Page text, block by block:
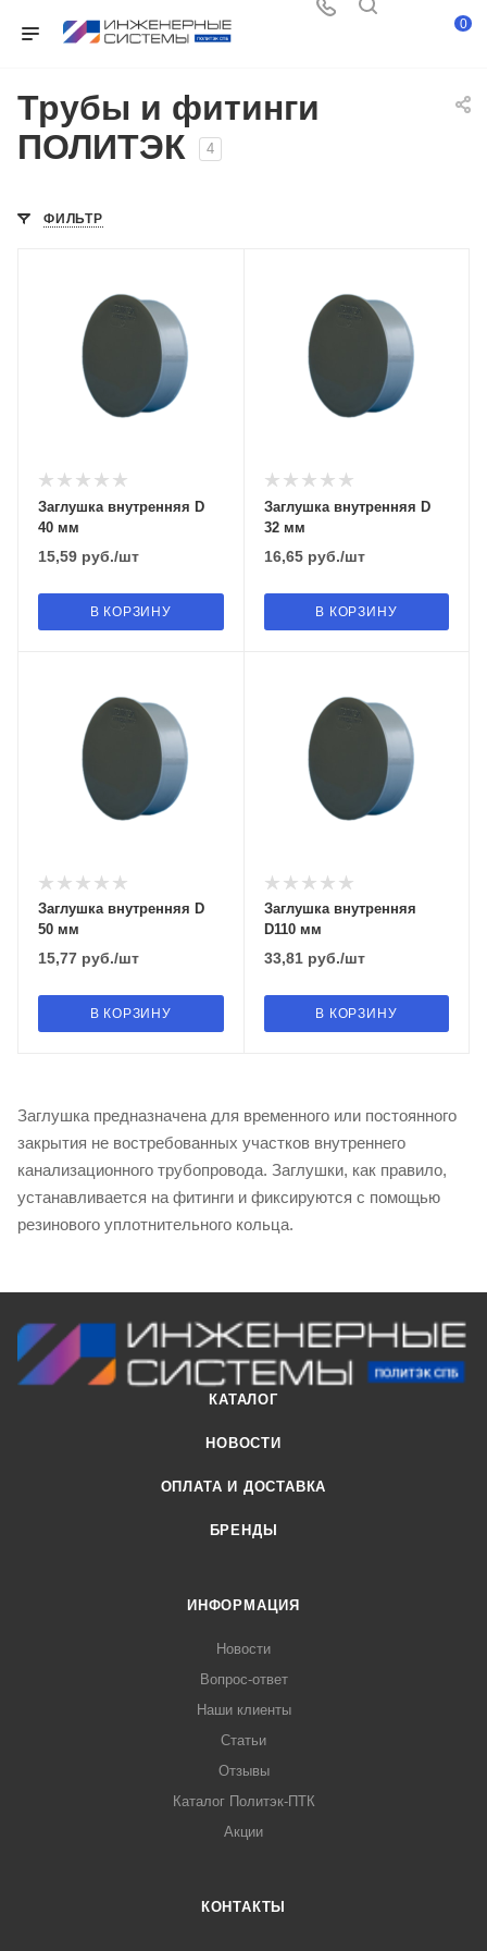
0
Трубы и фитинги
ПОЛИТЭК
4
ФИЛЬТР
Заглушка внутренняя D
40 мм
15,59 руб./шт
В КОРЗИНУ
Заглушка внутренняя D
32 мм
16,65руб./шт
В КОРЗИНУ
Заглушка внутренняя D
50 мм
15,77 руб./шт
В КОРЗИНУ
Заглушка внутренняя
D110 мм
33,81руб./шт
В КОРЗИНУ
Заглушка предназначена для временного или постоянного
закрытия не востребованных участков внутреннего
канализационного трубопровода. Заглушки, как правило,
устанавливается на фитинги и фиксируются с помощью
резинового уплотнительного кольца.
КАТАЛОГ
НОВОСТИ
ОПЛАТА И ДОСТАВКА
БРЕНДЫ
ИНФОРМАЦИЯ
Новости
Вопрос-ответ
Наши клиенты
Статьи
Отзывы
Каталог Политэк-ПТК
Акции
КОНТАКТЫ